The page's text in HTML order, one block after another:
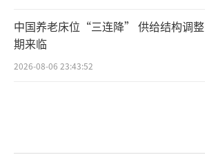
中国养老床位“三连降” 供给结构调整
期来临
2026-08-06 23:43:52